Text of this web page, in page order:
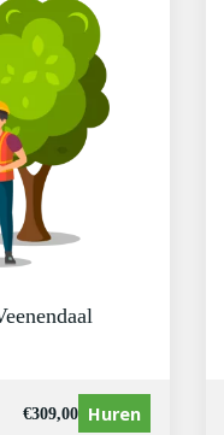
€309,00 Huren